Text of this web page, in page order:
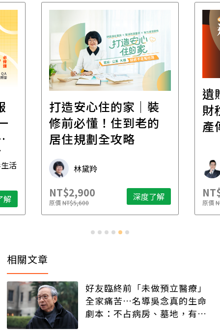
活
解
打造安心住的家｜裝
修前必懂！住到老的
居住規劃全攻略
林黛羚
NT$2,900
原價NT$5,600 深度了解
遺
財
產
原價
相關文章
好友臨終前「未做預立醫療」
全家痛苦…名導吳念真的生命
劇本：不占病房、墓地，有人